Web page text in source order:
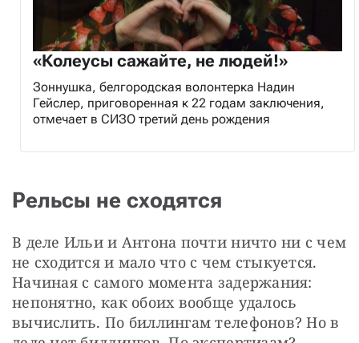
«Колеусы сажайте, не людей!»
Зоннушка, белгородская волонтерка Надин
Гейслер, приговоренная к 22 годам заключения,
отмечает в СИЗО третий день рождения
Рельсы не сходятся
В деле Ильи и Антона почти ничто ни с чем
не сходится и мало что с чем стыкуется.
Начиная с самого момента задержания:
непонятно, как обоих вообще удалось
вычислить. По биллингам телефонов? Но в